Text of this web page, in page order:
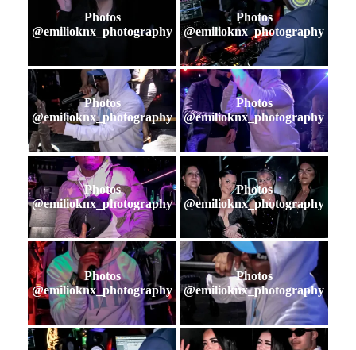
Photos
@emilioknx_photography
Photos
@emilioknx_photography
Photos
@emilioknx_photography
Photos
@emilioknx_photography
Photos
@emilioknx_photography
Photos
@emilioknx_photography
Photos
@emilioknx_photography
Photos
@emilioknx_photography